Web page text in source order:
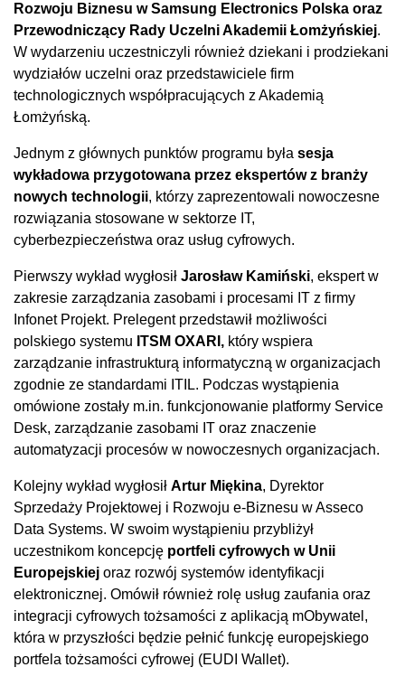
Rozwoju Biznesu w Samsung Electronics Polska oraz
Przewodniczący Rady Uczelni Akademii Łomżyńskiej.
W wydarzeniu uczestniczyli również dziekani i prodziekani
wydziałów uczelni oraz przedstawiciele firm
technologicznych współpracujących z Akademią
Łomżyńską.
Jednym z głównych punktów programu była sesja
wykładowa przygotowana przez ekspertów z branży
nowych technologii, którzy zaprezentowali nowoczesne
rozwiązania stosowane w sektorze IT,
cyberbezpieczeństwa oraz usług cyfrowych.
Pierwszy wykład wygłosił Jarosław Kamiński, ekspert w
zakresie zarządzania zasobami i procesami IT z firmy
Infonet Projekt. Prelegent przedstawił możliwości
polskiego systemu ITSM OXARI, który wspiera
zarządzanie infrastrukturą informatyczną w organizacjach
zgodnie ze standardami ITIL. Podczas wystąpienia
omówione zostały m.in. funkcjonowanie platformy Service
Desk, zarządzanie zasobami IT oraz znaczenie
automatyzacji procesów w nowoczesnych organizacjach.
Kolejny wykład wygłosił Artur Miękina, Dyrektor
Sprzedaży Projektowej i Rozwoju e-Biznesu w Asseco
Data Systems. W swoim wystąpieniu przybliżył
uczestnikom koncepcję portfeli cyfrowych w Unii
Europejskiej oraz rozwój systemów identyfikacji
elektronicznej. Omówił również rolę usług zaufania oraz
integracji cyfrowych tożsamości z aplikacją mObywatel,
która w przyszłości będzie pełnić funkcję europejskiego
portfela tożsamości cyfrowej (EUDI Wallet).